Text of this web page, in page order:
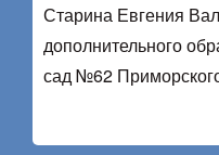
Старина Евгения
дополнительного
сад №62